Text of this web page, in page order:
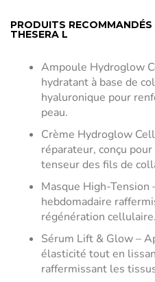
PRODUITS
THESERA L
Ampoule Hydroglow
hydratant à base de
hyaluronique pour
peau.
Crème Hydroglow
réparateur, conçu
tenseur des fils de
Masque High-Tension
hebdomadaire
régénération cellulaire.
Sérum Lift & Glow –
élasticité tout en
raffermissant les